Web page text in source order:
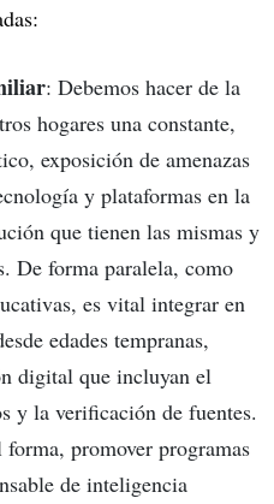
: Debemos hacer de la
hogares una constante,
exposición de amenazas
y plataformas en la
que tienen las mismas y
De forma paralela, como
es vital integrar en
edades tempranas,
digital que incluyan el
y la verificación de fuentes.
promover programas
de inteligencia